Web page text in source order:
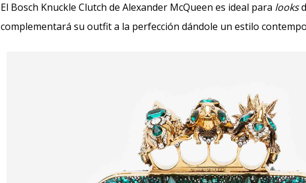
El Bosch Knuckle Clutch de Alexander McQueen es ideal para looks
complementará su outfit a la perfección dándole un estilo